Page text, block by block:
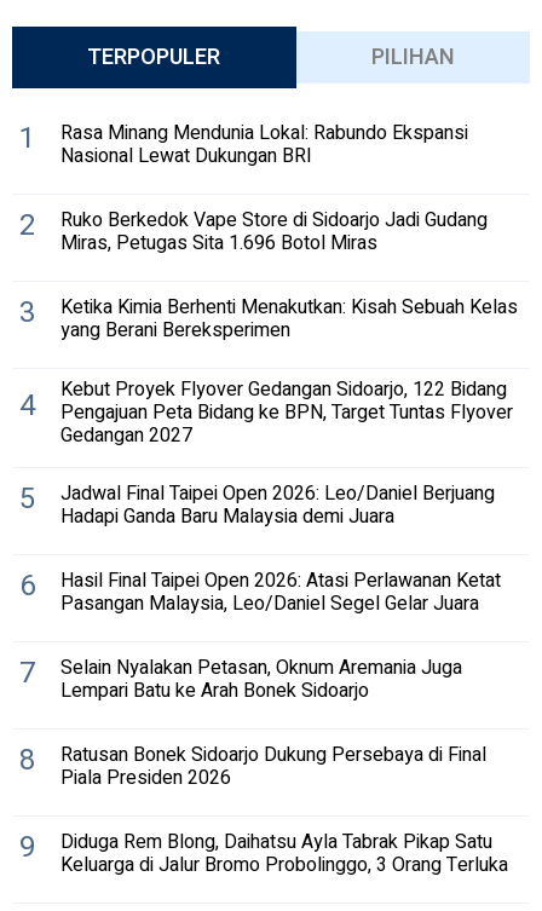
TERPOPULER PILIHAN
1 Rasa Minang Mendunia Lokal: Rabundo Ekspansi
Nasional Lewat Dukungan BRI
2 Ruko Berkedok Vape Store di Sidoarjo Jadi Gudang
Miras, Petugas Sita 1.696 Botol Miras
3 Ketika Kimia Berhenti Menakutkan: Kisah Sebuah Kelas
yang Berani Bereksperimen
4 Kebut Proyek Flyover Gedangan Sidoarjo, 122 Bidang
Pengajuan Peta Bidang ke BPN, Target Tuntas Flyover
Gedangan 2027
5 Jadwal Final Taipei Open 2026: Leo/Daniel Berjuang
Hadapi Ganda Baru Malaysia demi Juara
6 Hasil Final Taipei Open 2026: Atasi Perlawanan Ketat
Pasangan Malaysia, Leo/Daniel Segel Gelar Juara
7 Selain Nyalakan Petasan, Oknum Aremania Juga
Lempari Batu ke Arah Bonek Sidoarjo
8 Ratusan Bonek Sidoarjo Dukung Persebaya di Final
Piala Presiden 2026
9 Diduga Rem Blong, Daihatsu Ayla Tabrak Pikap Satu
Keluarga di Jalur Bromo Probolinggo, 3 Orang Terluka